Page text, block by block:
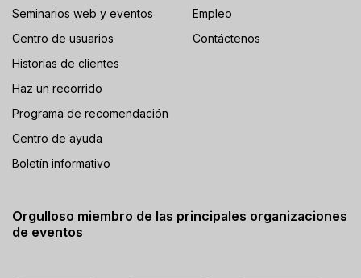
Seminarios web y eventos
Centro de usuarios
Historias de clientes
Haz un recorrido
Programa de recomendación
Centro de ayuda
Boletín informativo
Empleo
Contáctenos
Orgulloso miembro de las principales organizaciones
de eventos